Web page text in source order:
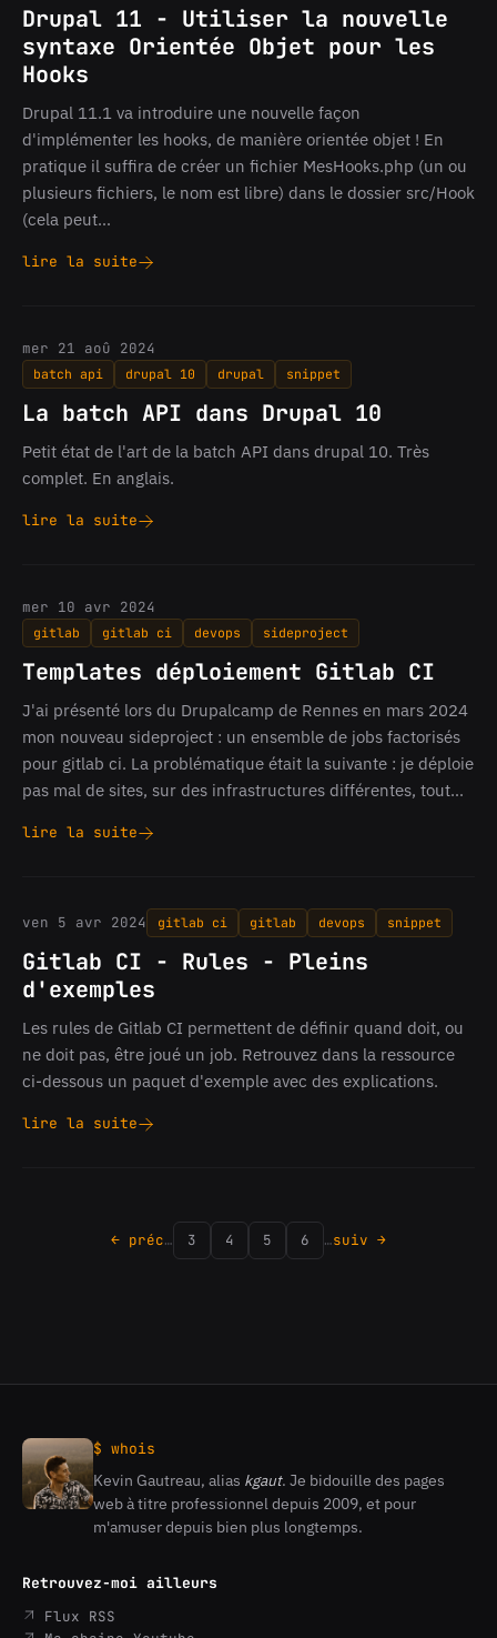
une
valeur
par
défaut
migration_lookup
Drupal 11 - Utiliser la nouvelle
syntaxe Orientée Objet pour les
Hooks
Drupal 11.1 va introduire une nouvelle façon
d'implémenter les hooks, de manière orientée objet ! En
pratique il suffira de créer un fichier MesHooks.php (un ou
plusieurs fichiers, le nom est libre) dans le dossier src/Hook
(cela peut…
lire la suite
Drupal
Utiliser
la
nouvelle
syntaxe
Orientée
Objet
pour
Hooks
mer 21 aoû 2024
batch api drupal 10 drupal snippet
La batch API dans Drupal 10
Petit état de l'art de la batch API dans drupal 10. Très
complet. En anglais.
lire la suite
La
Drupal
10
mer 10 avr 2024
gitlab gitlab ci devops sideproject
Templates déploiement Gitlab CI
J'ai présenté lors du Drupalcamp de Rennes en mars 2024
mon nouveau sideproject : un ensemble de jobs factorisés
pour gitlab ci. La problématique était la suivante : je déploie
pas mal de sites, sur des infrastructures différentes, tout…
lire la suite
Templates
ven 5 avr 2024 gitlab ci gitlab devops snippet
Gitlab CI - Rules - Pleins
d'exemples
Les rules de Gitlab CI permettent de définir quand doit, ou
ne doit pas, être joué un job. Retrouvez dans la ressource
ci-dessous un paquet d'exemple avec des explications.
lire la suite
Gitlab
← préc… 3 4 5 6 …suiv →
$ whois
Kevin
Gautreau
Kevin Gautreau, alias kgaut. Je bidouille des pages
web à titre professionnel depuis 2009, et pour
m'amuser depuis bien plus longtemps.
Retrouvez-moi ailleurs
Flux RSS